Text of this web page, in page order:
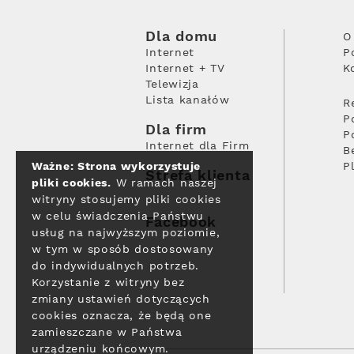
Dla domu
Internet
Internet + TV
Telewizja
Lista kanałów
Dla firm
Internet dla Firm
Strefa klienta
Facebook
Ważne: Strona wykorzystuje
pliki cookies. W ramach naszej
witryny stosujemy pliki cookies
w celu świadczenia Państwu
usług na najwyższym poziomie,
w tym w sposób dostosowany
do indywidualnych potrzeb.
Korzystanie z witryny bez
zmiany ustawień dotyczących
cookies oznacza, że będą one
zamieszczane w Państwa
urządzeniu końcowym.